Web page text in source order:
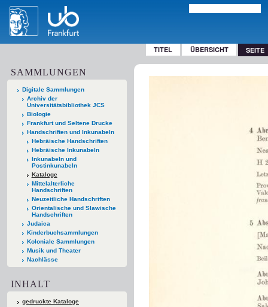
TITEL ÜBERSICHT SEITE
SAMMLUNGEN
Digitale Sammlungen
Archiv der
Universitätsbibliothek JCS
Biologie
Frankfurt und Seltene Drucke
Handschriften und Inkunabeln
Hebräische Handschriften
Hebräische Inkunabeln
Inkunabeln und
Postinkunabeln
Kataloge
Mittelalterliche
Handschriften
Neuzeitliche Handschriften
Orientalische und Slawische
Handschriften
Judaica
Kinderbuchsammlungen
Koloniale Sammlungen
Musik und Theater
Nachlässe
INHALT
gedruckte Kataloge